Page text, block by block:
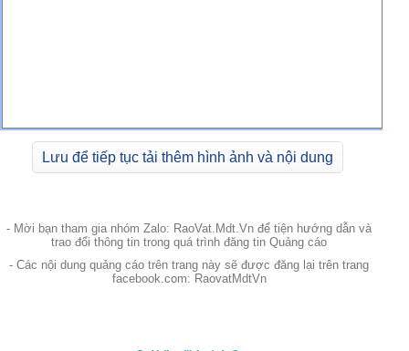
Lưu để tiếp tục tải thêm hình ảnh và nội dung
- Mời bạn tham gia nhóm Zalo: RaoVat.Mdt.Vn để tiện hướng dẫn và
trao đổi thông tin trong quá trình đăng tin Quảng cáo
- Các nội dung quảng cáo trên trang này sẽ được đăng lại trên trang
facebook.com: RaovatMdtVn